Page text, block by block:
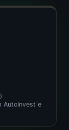
AutoInvest e